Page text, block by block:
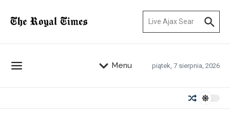
Menu piątek, 7 sierpnia, 2026